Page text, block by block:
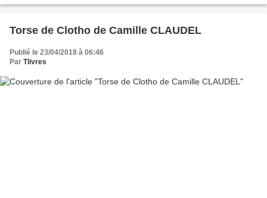
Torse de Clotho de Camille CLAUDEL
Publié le 23/04/2018 à 06:46
Par Tlivres